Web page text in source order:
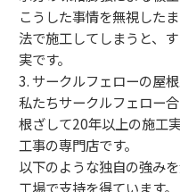
こうした事情を無視した
法で施工してしまうと、
実です。
3. サークルフェローの屋
私たちサークルフェロー
根ざして20年以上の施工
工事の専門店です。
以下のような独自の強み
工場で支持を得ています。